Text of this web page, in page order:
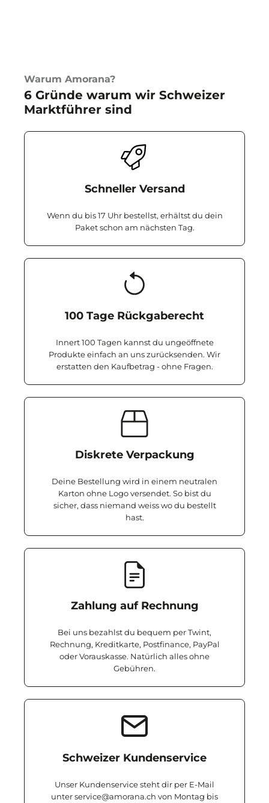
Warum Amorana?
6 Gründe warum wir Schweizer
Marktführer sind
Schneller Versand
Wenn du bis 17 Uhr bestellst, erhältst du dein
Paket schon am nächsten Tag.
100 Tage Rückgaberecht
Innert 100 Tagen kannst du ungeöffnete
Produkte einfach an uns zurücksenden. Wir
erstatten den Kaufbetrag - ohne Fragen.
Diskrete Verpackung
Deine Bestellung wird in einem neutralen
Karton ohne Logo versendet. So bist du
sicher, dass niemand weiss wo du bestellt
hast.
Zahlung auf Rechnung
Bei uns bezahlst du bequem per Twint,
Rechnung, Kreditkarte, Postfinance, PayPal
oder Vorauskasse. Natürlich alles ohne
Gebühren.
Schweizer Kundenservice
Unser Kundenservice steht dir per E-Mail
unter service@amorana.ch von Montag bis